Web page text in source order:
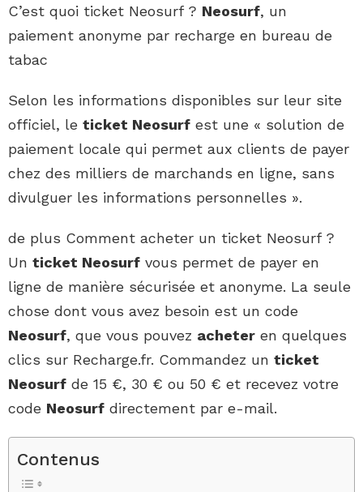
C’est quoi ticket Neosurf ? Neosurf, un
paiement anonyme par recharge en bureau de
tabac
Selon les informations disponibles sur leur site
officiel, le ticket Neosurf est une « solution de
paiement locale qui permet aux clients de payer
chez des milliers de marchands en ligne, sans
divulguer les informations personnelles ».
de plus Comment acheter un ticket Neosurf ?
Un ticket Neosurf vous permet de payer en
ligne de manière sécurisée et anonyme. La seule
chose dont vous avez besoin est un code
Neosurf, que vous pouvez acheter en quelques
clics sur Recharge.fr. Commandez un ticket
Neosurf de 15 €, 30 € ou 50 € et recevez votre
code Neosurf directement par e-mail.
Contenus